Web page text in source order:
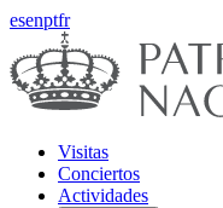
esenptfr
Visitas
Conciertos
Actividades